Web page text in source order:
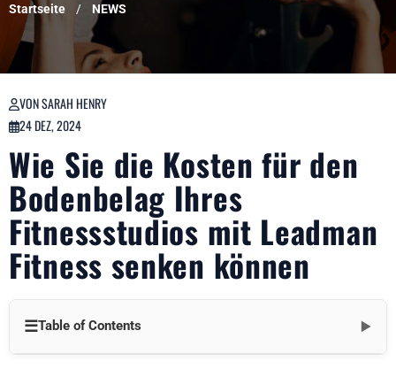
Startseite NEWS
VON SARAH HENRY
24 DEZ, 2024
Wie Sie die Kosten für den
Bodenbelag Ihres
Fitnessstudios mit Leadman
Fitness senken können
☰Table of Contents ▼